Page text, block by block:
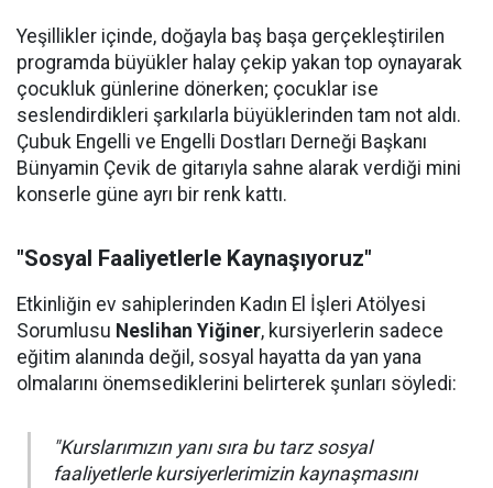
Yeşillikler içinde, doğayla baş başa gerçekleştirilen
programda büyükler halay çekip yakan top oynayarak
çocukluk günlerine dönerken; çocuklar ise
seslendirdikleri şarkılarla büyüklerinden tam not aldı.
Çubuk Engelli ve Engelli Dostları Derneği Başkanı
Bünyamin Çevik de gitarıyla sahne alarak verdiği mini
konserle güne ayrı bir renk kattı.
"Sosyal Faaliyetlerle Kaynaşıyoruz"
Etkinliğin ev sahiplerinden Kadın El İşleri Atölyesi
Sorumlusu Neslihan Yiğiner, kursiyerlerin sadece
eğitim alanında değil, sosyal hayatta da yan yana
olmalarını önemsediklerini belirterek şunları söyledi:
"Kurslarımızın yanı sıra bu tarz sosyal
faaliyetlerle kursiyerlerimizin kaynaşmasını